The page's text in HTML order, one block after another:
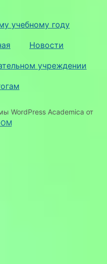
учебному году
Новости
учреждении
WordPress Academica от